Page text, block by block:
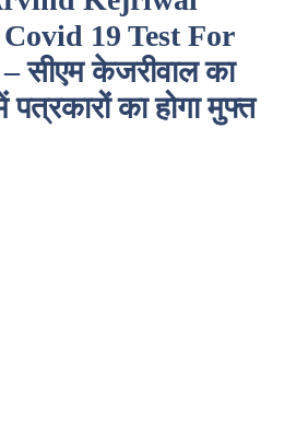
19 Test For
सीएम केजरीवाल का
पत्रकारों का होगा मुफ्त